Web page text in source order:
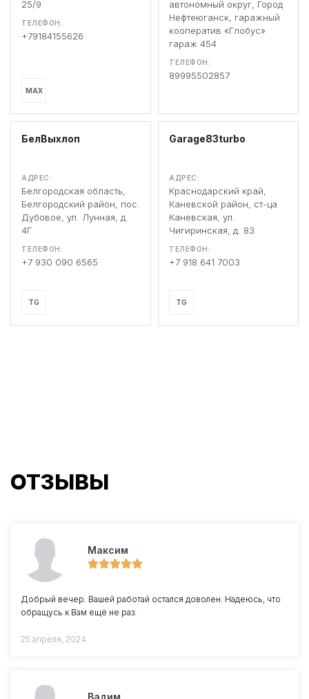
25/9
ТЕЛЕФОН:
+79184155626
MAX
автономный округ, Город
Нефтеюганск, гаражный
кооператив «Глобус»
гараж 454
ТЕЛЕФОН:
89995502857
БелВыхлоп
АДРЕС:
Белгородская область,
Белгородский район, пос.
Дубовое, ул. Лунная, д.
4Г
ТЕЛЕФОН:
+7 930 090 6565
TG
Garage83turbo
АДРЕС:
Краснодарский край,
Каневской район, ст-ца
Каневская, ул.
Чигиринская, д. 83
ТЕЛЕФОН:
+7 918 641 7003
TG
ОТЗЫВЫ
Максим
Добрый вечер. Вашей работай остался доволен. Надеюсь, что
обращусь к Вам ещё не раз.
25 апреля, 2024
Вадим